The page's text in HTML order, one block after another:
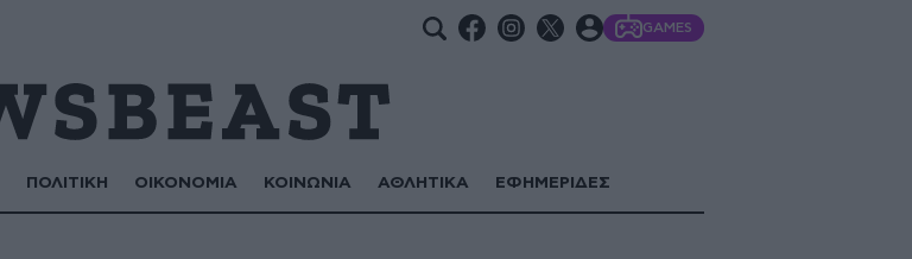
GAMES
ΠΟΛΙΤΙΚΗ ΟΙΚΟΝΟΜΙΑ ΚΟΙΝΩΝΙΑ ΑΘΛΗΤΙΚΑ ΕΦΗΜΕΡΙΔΕΣ